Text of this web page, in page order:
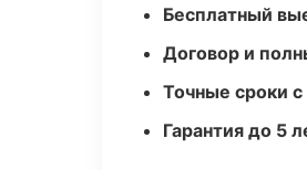
Бесплатный
Договор и
Точные сроки
Гарантия до 5